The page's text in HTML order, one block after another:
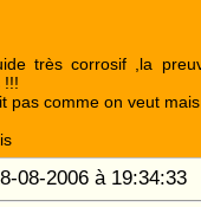
très corrosif ,la
!!!
pas comme on veut
08-2006 à